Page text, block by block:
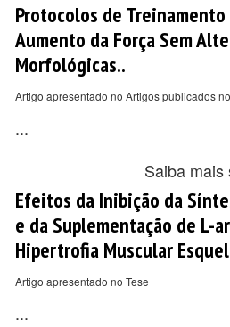
Protocolos de Treinamento
Aumento da Força Sem
Morfológicas..
Artigo apresentado no Artigos publicados
...
Saiba mais
Efeitos da Inibição da
e da Suplementação de L-
Hipertrofia Muscular
Artigo apresentado no Tese
...